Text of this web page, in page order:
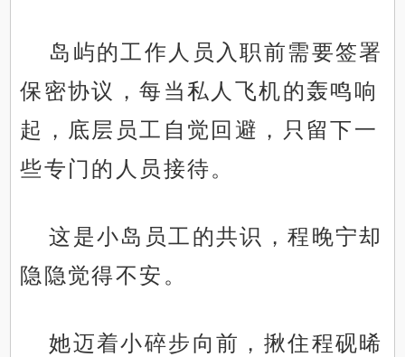
岛屿的工作人员入职前需要签署
保密协议，每当私人飞机的轰鸣响
起，底层员工自觉回避，只留下一
些专门的人员接待。
这是小岛员工的共识，程晚宁却
隐隐觉得不安。
她迈着小碎步向前，揪住程砚晞